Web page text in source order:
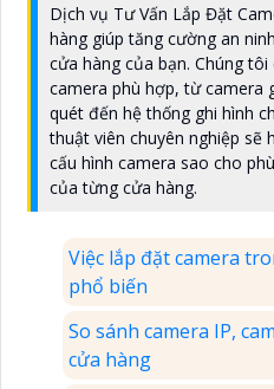
Dịch vụ Tư Vấn Lắp Đặt
hàng giúp tăng cường an
cửa hàng của bạn. Chúng
camera phù hợp, từ camera
quét đến hệ thống ghi hình
thuật viên chuyên nghiệp sẽ
cấu hình camera sao cho
của từng cửa hàng.
Việc lắp đặt camera
phổ biến
So sánh camera IP,
cửa hàng